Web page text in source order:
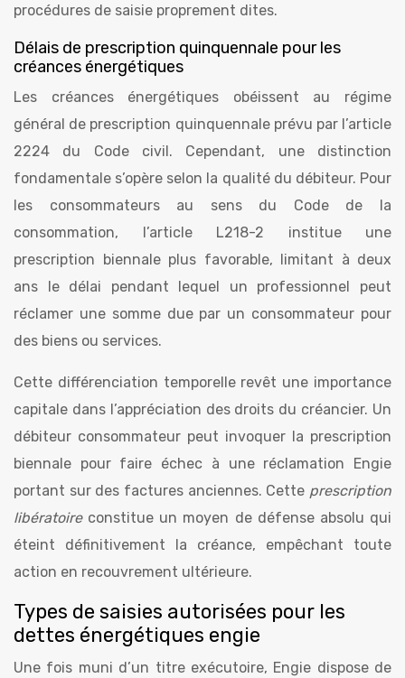
procédures de saisie proprement dites.
Délais de prescription quinquennale pour les
créances énergétiques
Les créances énergétiques obéissent au régime
général de prescription quinquennale prévu par l’article
2224 du Code civil. Cependant, une distinction
fondamentale s’opère selon la qualité du débiteur. Pour
les consommateurs au sens du Code de la
consommation, l’article L218-2 institue une
prescription biennale plus favorable, limitant à deux
ans le délai pendant lequel un professionnel peut
réclamer une somme due par un consommateur pour
des biens ou services.
Cette différenciation temporelle revêt une importance
capitale dans l’appréciation des droits du créancier. Un
débiteur consommateur peut invoquer la prescription
biennale pour faire échec à une réclamation Engie
portant sur des factures anciennes. Cette prescription
libératoire constitue un moyen de défense absolu qui
éteint définitivement la créance, empêchant toute
action en recouvrement ultérieure.
Types de saisies autorisées pour les
dettes énergétiques engie
Une fois muni d’un titre exécutoire, Engie dispose de